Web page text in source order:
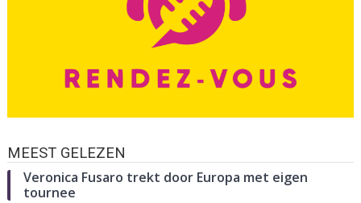
MEEST GELEZEN
Veronica Fusaro trekt door Europa met eigen
tournee